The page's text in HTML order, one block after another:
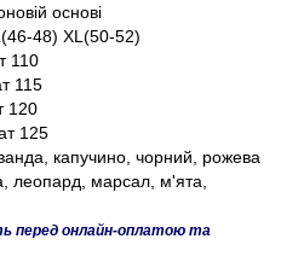
основі
48) XL(50-52)
110
115
120
125
капучино, чорний, рожева
леопард, марсал, м'ята,
перед онлайн-оплатою та